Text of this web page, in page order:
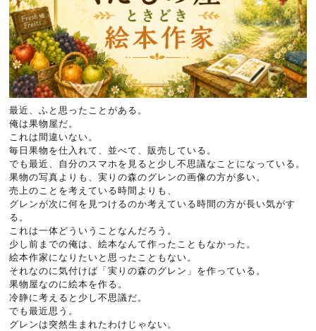
最近、ふと思ったことがある。
俺は果物屋だ。
これは間違いない。
毎日果物を仕入れて、並べて、販売している。
でも最近、自分のスマホを見ると少し不思議なことになっている。
果物の写真よりも、実りの森のグレンの画像の方が多い。
売上のことを考えている時間よりも、
グレンが次に何を見つけるのか考えている時間の方が長い気がす
る。
これは一体どういうことなんだろう。
少し前までの俺は、絵本なんて作ったこともなかった。
絵本作家になりたいと思ったこともない。
それなのに気付けば「実りの森のグレン」を作っている。
果物屋なのに絵本を作る。
冷静に考えると少し不思議だ。
でも最近思う。
グレンは突然生まれたわけじゃない。